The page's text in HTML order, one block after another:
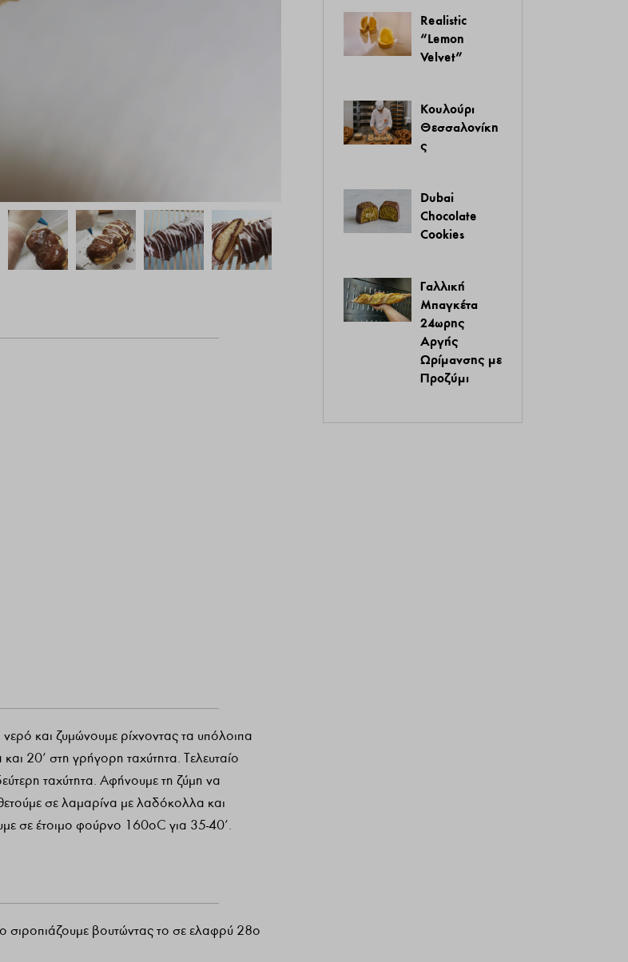
και ζυμώνουμε ρίχνοντας τα υπόλοιπα
20’ στη γρήγορη ταχύτητα. Τελευταίο
ταχύτητα. Αφήνουμε τη ζύμη να
σε λαμαρίνα με λαδόκολλα και
σε έτοιμο φούρνο 160οC για 35-40’.
σιροπιάζουμε βουτώντας το σε ελαφρύ 28ο
Realistic
“Lemon
Velvet”
Κουλούρι
Θεσσαλονίκη
ς
Dubai
Chocolate
Cookies
Γαλλική
Μπαγκέτα
24ωρης
Αργής
Ωρίμανσης με
Προζύμι